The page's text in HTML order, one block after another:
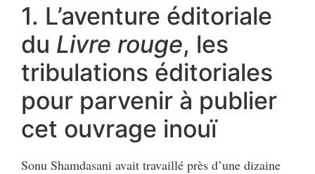
1. L’aventure éditoriale
du Livre rouge, les
tribulations éditoriales
pour parvenir à publier
cet ouvrage inouï
Sonu Shamdasani avait travaillé près d’une dizaine